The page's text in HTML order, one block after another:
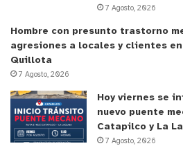
7 Agosto, 2026
Hombre con presunto trastorno
agresiones a locales y clientes
Quillota
7 Agosto, 2026
Hoy viernes se
nuevo puente
Catapilco y La
7 Agosto, 2026